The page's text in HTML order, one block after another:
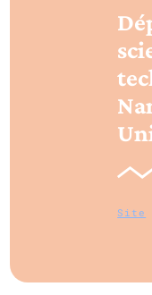
Site